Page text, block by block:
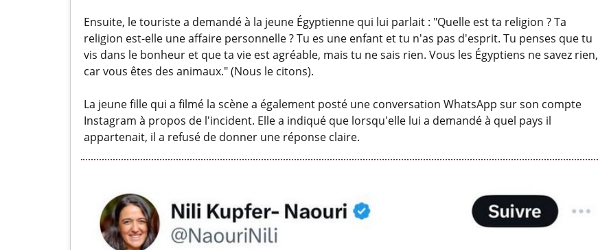
Ensuite, le touriste a demandé à la jeune Égyptienne qui lui parlait : "Quelle est ta religion ? Ta
religion est-elle une affaire personnelle ? Tu es une enfant et tu n'as pas d'esprit. Tu penses que tu
vis dans le bonheur et que ta vie est agréable, mais tu ne sais rien. Vous les Égyptiens ne savez rien,
car vous êtes des animaux." (Nous le citons).
La jeune fille qui a filmé la scène a également posté une conversation WhatsApp sur son compte
Instagram à propos de l'incident. Elle a indiqué que lorsqu'elle lui a demandé à quel pays il
appartenait, il a refusé de donner une réponse claire.